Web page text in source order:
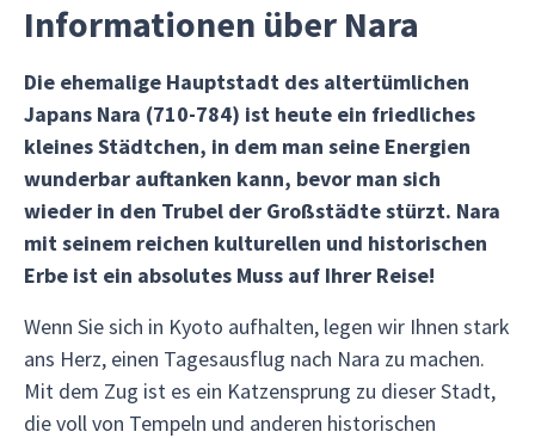
Informationen über Nara
Die ehemalige Hauptstadt des altertümlichen
Japans Nara (710-784) ist heute ein friedliches
kleines Städtchen, in dem man seine Energien
wunderbar auftanken kann, bevor man sich
wieder in den Trubel der Großstädte stürzt. Nara
mit seinem reichen kulturellen und historischen
Erbe ist ein absolutes Muss auf Ihrer Reise!
Wenn Sie sich in Kyoto aufhalten, legen wir Ihnen stark
ans Herz, einen Tagesausflug nach Nara zu machen.
Mit dem Zug ist es ein Katzensprung zu dieser Stadt,
die voll von Tempeln und anderen historischen